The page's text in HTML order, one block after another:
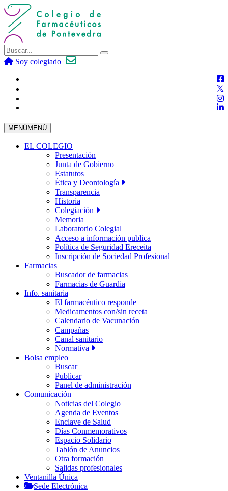
Soy colegiado
MENÚMENÚ
EL COLEGIO
Presentación
Junta de Gobierno
Estatutos
Ética y Deontología
Transparencia
Historia
Colegiación
Memoria
Laboratorio Colegial
Acceso a información publica
Política de Seguridad Ereceita
Inscripción de Sociedad Profesional
Farmacias
Buscador de farmacias
Farmacias de Guardia
Info. sanitaria
El farmacéutico responde
Medicamentos con/sin receta
Calendario de Vacunación
Campañas
Canal sanitario
Normativa
Bolsa empleo
Buscar
Publicar
Panel de administración
Comunicación
Noticias del Colegio
Agenda de Eventos
Enclave de Salud
Días Conmemorativos
Espacio Solidario
Tablón de Anuncios
Otra formación
Salidas profesionales
Ventanilla Única
Sede Electrónica